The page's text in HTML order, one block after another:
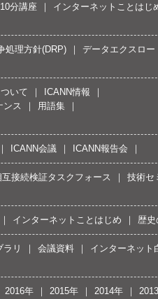
分講座
インターネットことはじ
処理方針(DRP)
データエクスロー
いて
ICANN情報
ンス
用語集
ICANN会議 ICANN報告会
接続検証タスクフォース
技術セ
インターネットことはじめ 歴史
リ 会議資料
インターネット
2016年 2015年 2014年